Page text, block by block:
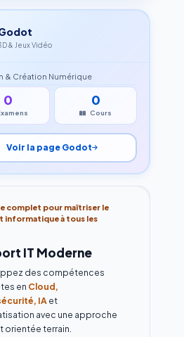
& Jeux Vidéo
& Création Numérique
0 0
Cours
Voir la page Godot
complet pour maîtriser le
informatique à tous les
IT Moderne
des compétences
en Cloud,
IAet
avec une approche
orientée terrain.